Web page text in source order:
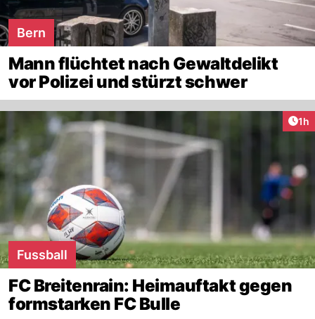
Bern
Mann flüchtet nach Gewaltdelikt
vor Polizei und stürzt schwer
1h
Fussball
FC Breitenrain: Heimauftakt gegen
formstarken FC Bulle